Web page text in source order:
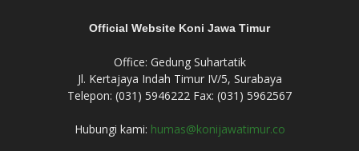
Official Website Koni Jawa Timur
Office: Gedung Suhartatik
Jl. Kertajaya Indah Timur IV/5, Surabaya
Telepon: (031) 5946222 Fax: (031) 5962567
Hubungi kami: humas@konijawatimur.co